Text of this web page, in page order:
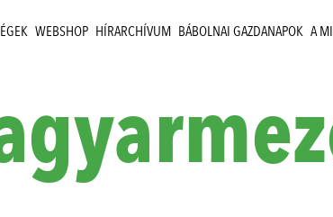
WEBSHOP HÍRARCHÍVUM BÁBOLNAI GAZDANAPOK A